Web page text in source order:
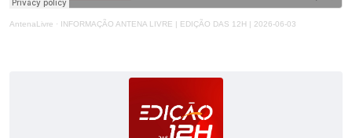
AntenaLivre · INFORMAÇÃO ANTENA LIVRE | EDIÇÃO DAS 12H | 2026-06-03